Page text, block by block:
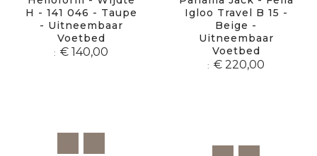
H - 141 046 - Taupe
- Uitneembaar
Voetbed
€ 140,00
Igloo Travel B 15 -
Beige -
Uitneembaar
Voetbed
€ 220,00